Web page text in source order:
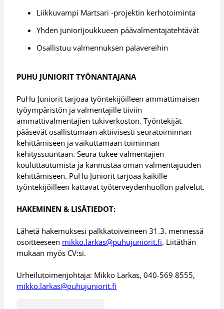
Liikkuvampi Martsari -projektin kerhotoiminta
Yhden juniorijoukkueen päävalmentajatehtävät
Osallistuu valmennuksen palavereihin
PUHU JUNIORIT TYÖNANTAJANA
PuHu Juniorit tarjoaa työntekijöilleen ammattimaisen
työympäristön ja valmentajille tiiviin
ammattivalmentajien tukiverkoston. Työntekijät
pääsevät osallistumaan aktiivisesti seuratoiminnan
kehittämiseen ja vaikuttamaan toiminnan
kehityssuuntaan. Seura tukee valmentajien
kouluttautumista ja kannustaa oman valmentajuuden
kehittämiseen. PuHu Juniorit tarjoaa kaikille
työntekijöilleen kattavat työterveydenhuollon palvelut.
HAKEMINEN & LISÄTIEDOT:
Lähetä hakemuksesi palkkatoiveineen 31.3. mennessä
osoitteeseen mikko.larkas@puhujuniorit.fi. Liitäthän
mukaan myös CV:si.
Urheilutoimenjohtaja: Mikko Larkas, 040-569 8555,
mikko.larkas@puhujuniorit.fi